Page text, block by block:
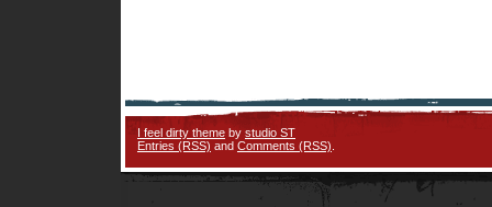
I feel dirty theme by studio ST
Entries (RSS) and Comments (RSS)